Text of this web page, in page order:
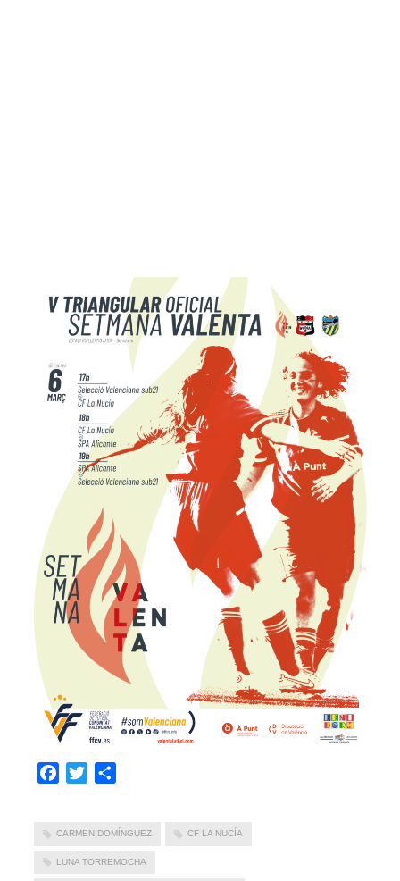
Facebook
Twitter
CARMEN DOMÍNGUEZ CF LA NUCÍA
LUNA TORREMOCHA